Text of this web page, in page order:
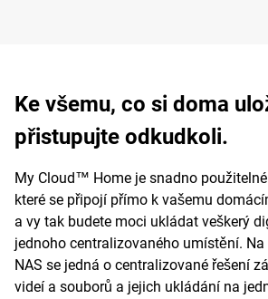
Ke všemu, co si doma
přistupujte odkudkoli.
My Cloud™ Home je snadno
které se připojí přímo k vašemu
a vy tak budete moci ukládat veškerý
jednoho centralizovaného umístění.
NAS se jedná o centralizované řešení
videí a souborů a jejich ukládání na